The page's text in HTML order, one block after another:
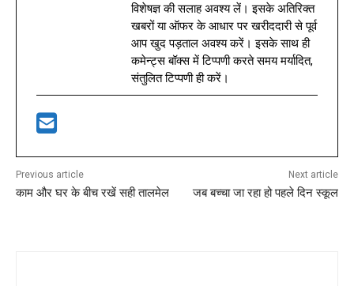
विशेषज्ञ की सलाह अवश्य लें। इसके अतिरिक्त
खबरों या ऑफर के आधार पर खरीददारी से पूर्व
आप खुद पड़ताल अवश्य करें। इसके साथ ही
कमेन्ट्स बॉक्स में टिप्पणी करते समय मर्यादित,
संतुलित टिप्पणी ही करें।
Previous article
काम और घर के बीच रखें सही तालमेल
Next article
जब बच्चा जा रहा हो पहले दिन स्कूल